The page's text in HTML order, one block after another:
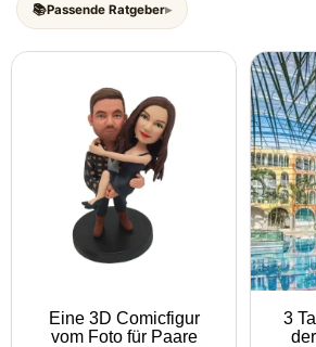
Passende Ratgeber
Eine 3D Comicfigur
vom Foto für Paare
3